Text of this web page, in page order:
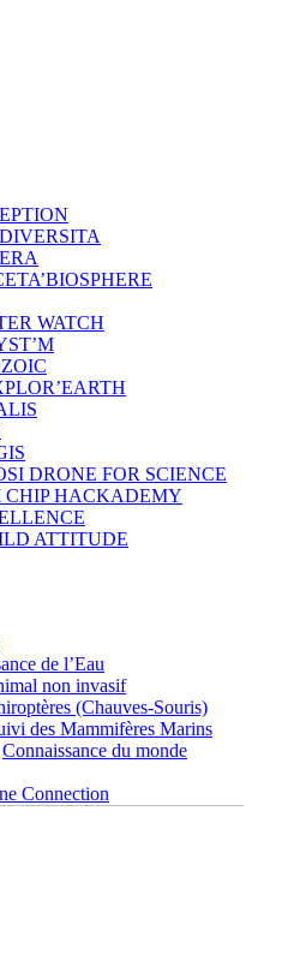
WATCH
DRONE FOR SCIENCE
CHIP HACKADEMY
ATTITUDE
de l’Eau
non invasif
(Chauves-Souris)
des Mammifères Marins
Connaissance du monde
Connection